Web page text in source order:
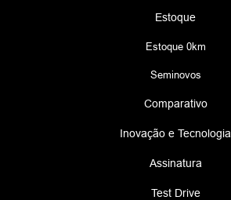
Estoque
Estoque 0km
Seminovos
Comparativo
Inovação e Tecnologia
Assinatura
Test Drive